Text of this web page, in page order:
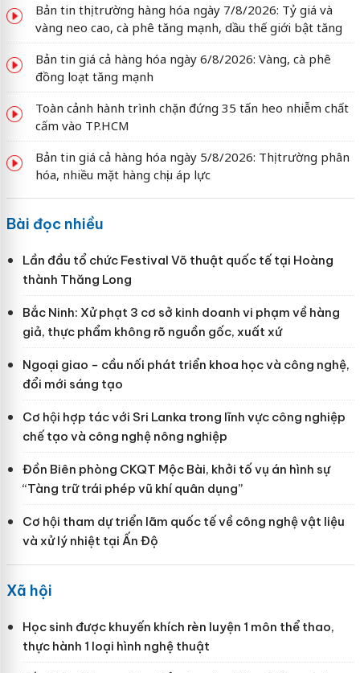
Bản tin thị trường hàng hóa ngày 7/8/2026: Tỷ giá và
vàng neo cao, cà phê tăng mạnh, dầu thế giới bật tăng
Bản tin giá cả hàng hóa ngày 6/8/2026: Vàng, cà phê
đồng loạt tăng mạnh
Toàn cảnh hành trình chặn đứng 35 tấn heo nhiễm chất
cấm vào TP.HCM
Bản tin giá cả hàng hóa ngày 5/8/2026: Thị trường phân
hóa, nhiều mặt hàng chịu áp lực
Bài đọc nhiều
Lần đầu tổ chức Festival Võ thuật quốc tế tại Hoàng
thành Thăng Long
Bắc Ninh: Xử phạt 3 cơ sở kinh doanh vi phạm về hàng
giả, thực phẩm không rõ nguồn gốc, xuất xứ
Ngoại giao - cầu nối phát triển khoa học và công nghệ,
đổi mới sáng tạo
Cơ hội hợp tác với Sri Lanka trong lĩnh vực công nghiệp
chế tạo và công nghệ nông nghiệp
Đồn Biên phòng CKQT Mộc Bài, khởi tố vụ án hình sự
“Tàng trữ trái phép vũ khí quân dụng”
Cơ hội tham dự triển lãm quốc tế về công nghệ vật liệu
và xử lý nhiệt tại Ấn Độ
Xã hội
Học sinh được khuyến khích rèn luyện 1 môn thể thao,
thực hành 1 loại hình nghệ thuật